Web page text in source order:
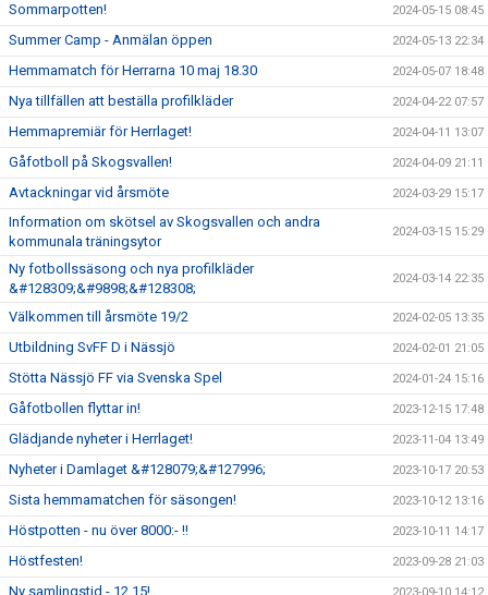
Sommarpotten! 2024-05-15 08:45
Summer Camp - Anmälan öppen 2024-05-13 22:34
Hemmamatch för Herrarna 10 maj 18.30 2024-05-07 18:48
Nya tillfällen att beställa profilkläder 2024-04-22 07:57
Hemmapremiär för Herrlaget! 2024-04-11 13:07
Gåfotboll på Skogsvallen! 2024-04-09 21:11
Avtackningar vid årsmöte 2024-03-29 15:17
Information om skötsel av Skogsvallen och andra
kommunala träningsytor
2024-03-15 15:29
Ny fotbollssäsong och nya profilkläder
&#128309;&#9898;&#128308;
2024-03-14 22:35
Välkommen till årsmöte 19/2 2024-02-05 13:35
Utbildning SvFF D i Nässjö 2024-02-01 21:05
Stötta Nässjö FF via Svenska Spel 2024-01-24 15:16
Gåfotbollen flyttar in! 2023-12-15 17:48
Glädjande nyheter i Herrlaget! 2023-11-04 13:49
Nyheter i Damlaget &#128079;&#127996; 2023-10-17 20:53
Sista hemmamatchen för säsongen! 2023-10-12 13:16
Höstpotten - nu över 8000:- !! 2023-10-11 14:17
Höstfesten! 2023-09-28 21:03
Ny samlingstid - 12.15!